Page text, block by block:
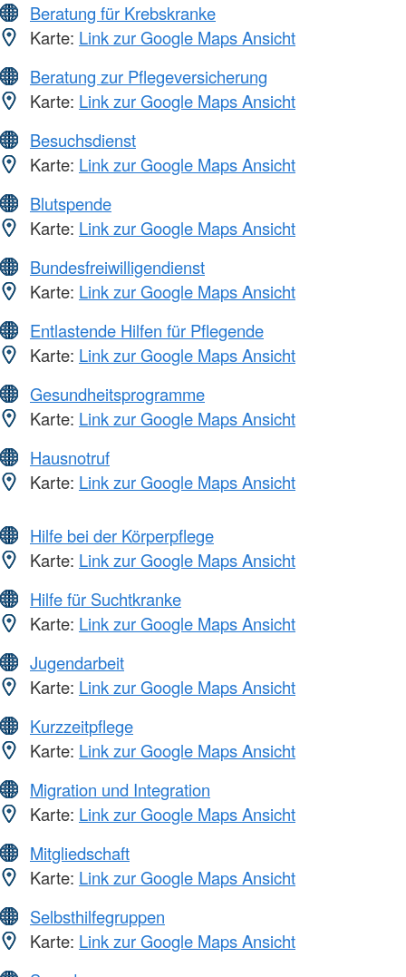
Beratung für Krebskranke
Karte: Link zur Google Maps Ansicht
Beratung zur Pflegeversicherung
Karte: Link zur Google Maps Ansicht
Besuchsdienst
Karte: Link zur Google Maps Ansicht
Blutspende
Karte: Link zur Google Maps Ansicht
Bundesfreiwilligendienst
Karte: Link zur Google Maps Ansicht
Entlastende Hilfen für Pflegende
Karte: Link zur Google Maps Ansicht
Gesundheitsprogramme
Karte: Link zur Google Maps Ansicht
Hausnotruf
Karte: Link zur Google Maps Ansicht
Hilfe bei der Körperpflege
Karte: Link zur Google Maps Ansicht
Hilfe für Suchtkranke
Karte: Link zur Google Maps Ansicht
Jugendarbeit
Karte: Link zur Google Maps Ansicht
Kurzzeitpflege
Karte: Link zur Google Maps Ansicht
Migration und Integration
Karte: Link zur Google Maps Ansicht
Mitgliedschaft
Karte: Link zur Google Maps Ansicht
Selbsthilfegruppen
Karte: Link zur Google Maps Ansicht